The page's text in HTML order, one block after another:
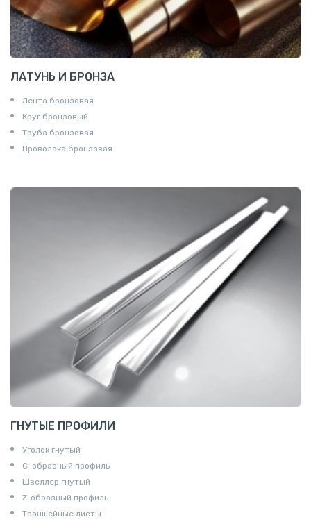
ЛАТУНЬ И БРОНЗА
Лента бронзовая
Круг бронзовый
Труба бронзовая
Проволока бронзовая
ГНУТЫЕ ПРОФИЛИ
Уголок гнутый
С-образный профиль
Швеллер гнутый
Z-образный профиль
Траншейные листы